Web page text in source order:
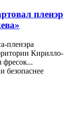
пленэр
пленэра
Кирилло-
фресок...